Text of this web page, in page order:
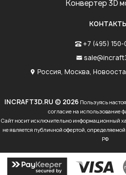
Конвертер 3D
+7 (495)
Россия, Москва,
INCRAFT3D.RU © 2026 Пользуясь
согласие на использование
Сайт носит исключительно информационный
не является публичной офертой,
РФ